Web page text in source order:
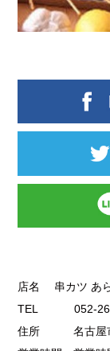
店名 串カツ あ
TEL 052-
住所 名古屋市